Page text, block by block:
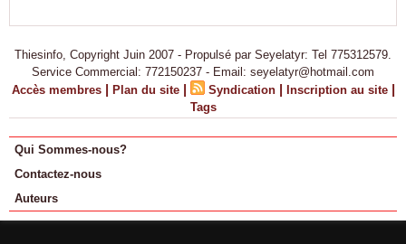
Thiesinfo, Copyright Juin 2007 - Propulsé par Seyelatyr: Tel 775312579.
Service Commercial: 772150237 - Email: seyelatyr@hotmail.com
Accès membres | Plan du site | Syndication | Inscription au site |
Tags
Qui Sommes-nous?
Contactez-nous
Auteurs